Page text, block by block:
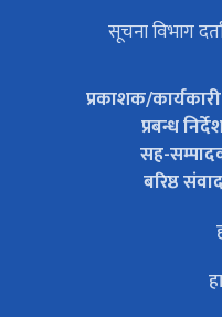
सूचना विभाग
प्रकाशक/
प्रबन्ध
सह-
बरिष्ठ